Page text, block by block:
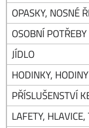
OPASKY, NOSNÉ
OSOBNÍ POTŘEBY
JÍDLO
HODINKY, HODINY
PŘÍSLUŠENSTVÍ
LAFETY,